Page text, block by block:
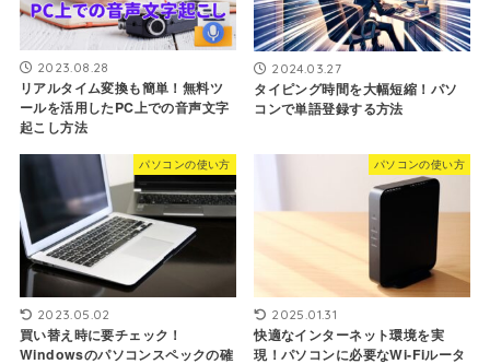
2023.08.28
リアルタイム変換も簡単！無料ツ
ールを活用したPC上での音声文字
起こし方法
2024.03.27
タイピング時間を大幅短縮！パソ
コンで単語登録する方法
パソコンの使い方
2023.05.02
買い替え時に要チェック！
Windowsのパソコンスペックの確
パソコンの使い方
2025.01.31
快適なインターネット環境を実
現！パソコンに必要なWi-Fiルータ